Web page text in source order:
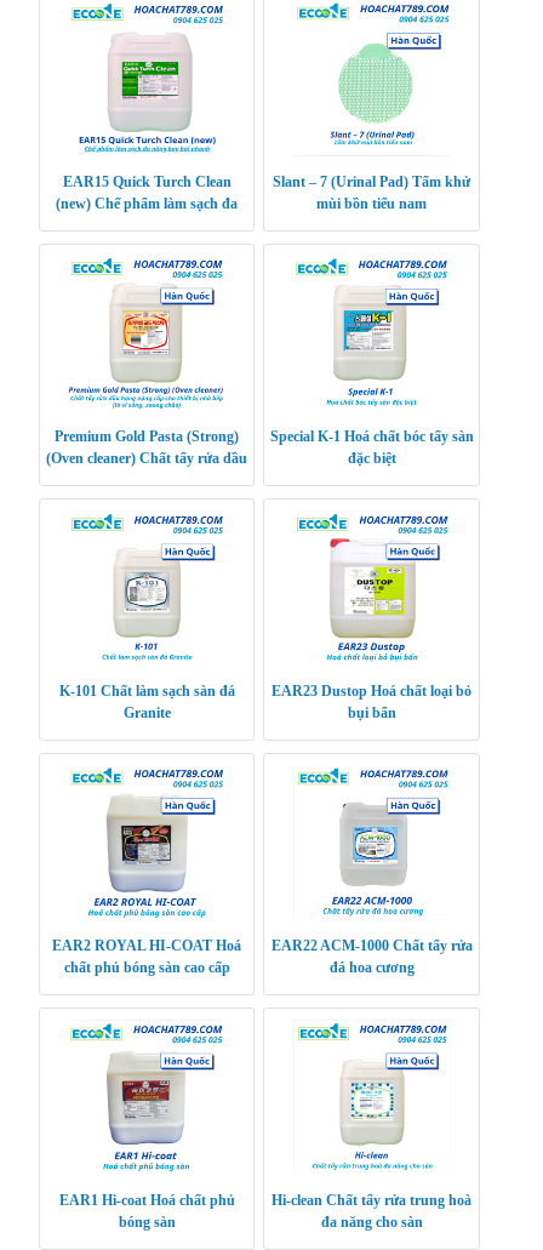
EAR15 Quick Turch Clean
(new) Chế phẩm làm sạch đa
Slant – 7 (Urinal Pad) Tấm khử
mùi bồn tiểu nam
Premium Gold Pasta (Strong)
(Oven cleaner) Chất tẩy rửa dầu
bếp (lò v
Special K-1 Hoá chất bóc tẩy sàn
đặc biệt
K-101 Chất làm sạch sàn đá
Granite
EAR23 Dustop Hoá chất loại bỏ
bụi bẩn
EAR2 ROYAL HI-COAT Hoá
chất phủ bóng sàn cao cấp
EAR22 ACM-1000 Chất tẩy rửa
đá hoa cương
EAR1 Hi-coat Hoá chất phủ
bóng sàn
Hi-clean Chất tẩy rửa trung hoà
đa năng cho sàn